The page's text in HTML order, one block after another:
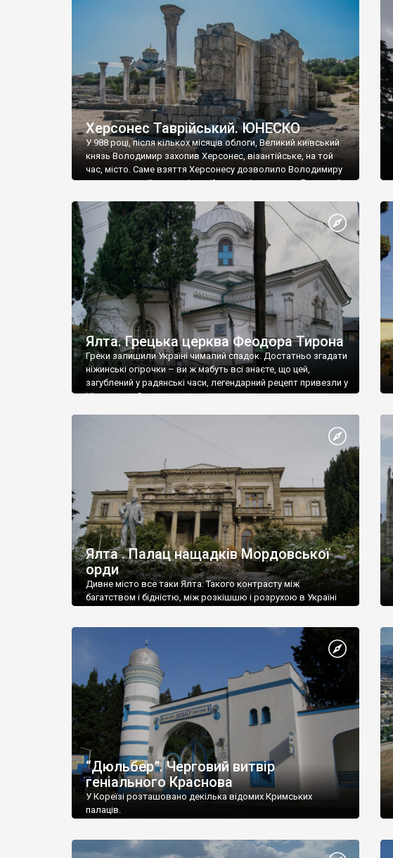
візантійської доби. Раритети викрадені з фондів об’єкту
культурної спадщини ЮНЕСКО «Херсонеса Таврійського».
Офіційно – на виставку «Золото Візантії», але експерти та
влада в Україні вважають це лише […]
Херсонес Таврійський. ЮНЕСКО
У 988 році, після кількох місяців облоги, Великий київський
князь Володимир захопив Херсонес, візантійське, на той
час, місто. Саме взяття Херсонесу дозволило Володимиру
диктувати свої умови візантійському імператору Василю ІІ,
Херсонесі Володимир-язичник, став Василем-
християнином. А потім було Хрещення Русі. На честь
Херсонесу Таврійського названо місто […]
Ялта. Грецька церква Феодора Тирона
Греки залишили Україні чималий спадок. Достатньо згадати
ніжинські огірочки – ви ж мабуть всі знаєте, що цей,
загублений у радянські часи, легендарний рецепт привезли у
Ніжин греки?
Ялта . Палац нащадків Мордовської
орди
Дивне місто все таки Ялта. Такого контрасту між
багатством і бідністю, між розкішшю і розрухою в Україні
“Дюльбер”. Черговий витвір
геніального Краснова
У Кореїзі розташовано декілька відомих Кримських
палаців.